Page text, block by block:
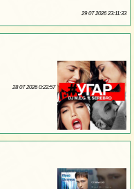
29 07 2026 23:11:33
28 07 2026 0:22:57